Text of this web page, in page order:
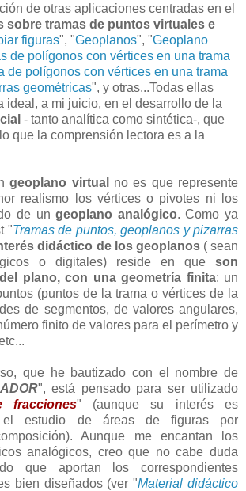
de otras aplicaciones centradas en el
sobre tramas de puntos virtuales e
figuras", "Geoplanos", "Geoplano
de polígonos con vértices en una trama
de polígonos con vértices en una trama
geométricas", y otras...Todas ellas
ideal, a mi juicio, en el desarrollo de la
- tanto analítica como sintética-, que
que la comprensión lectora es a la
geoplano virtual
no es que represente
realismo los vértices o pivotes ni los
de ungeoplano analógico. Como ya
"Tramas de puntos, geoplanos y pizarras
didáctico de los geoplanos ( sean
o digitales) reside en que son
plano, con una geometría finita: un
(puntos de la trama o vértices de la
de segmentos, de valores angulares,
finito de valores para el perímetro y
que he bautizado con el nombre de
", está pensado para ser utilizado
fracciones" (aunque su interés es
el estudio de áreas de figuras por
Aunque me encantan los
analógicos, creo que no cabe duda
que aportan los correspondientes
bien diseñados (ver "Material didáctico